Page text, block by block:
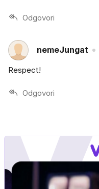
Odgovori
nemeJungat
Respect!
Odgovori